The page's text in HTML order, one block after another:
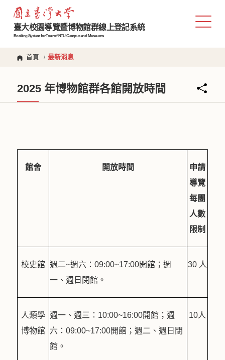
臺大校園導覽暨博物館群線上登記系統
Booking System for Tour of NTU Campus and Museums
首頁 / 最新消息
2025 年博物館群各館開放時間
館舍 開放時間
申請
導覽
每團
人數
限制
校史館 週二~週六：09:00~17:00開館；週
一、週日閉館。
30 人
人類學
博物館
週一、週三：10:00~16:00開館； 週
六：09:00~17:00開館；週二、週日閉
館。
10人